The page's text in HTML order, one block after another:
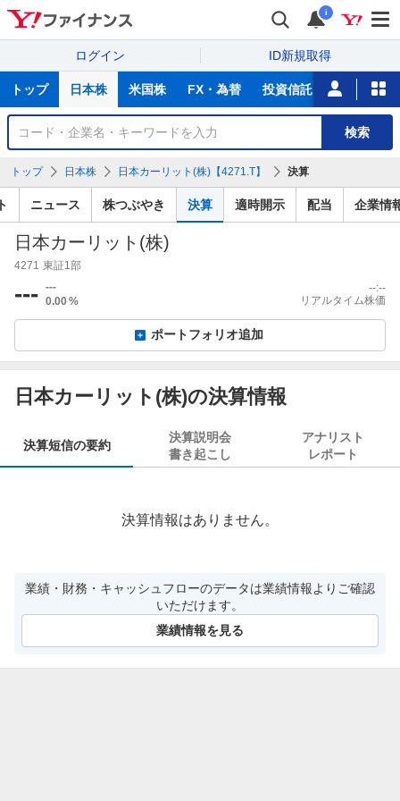
i
ログイン ID新規取得
サ
トップ 日本株 米国株 FX・為替 投資信託 ニュース
銘
検
検索
トップ 日本株 日本カーリット(株)【4271.T】 決算
ニュース 株つぶやき 決算 適時開示 配当 企業情
日本カーリット(株)
4271 東証1部
--- ---
0.00%
--:--
リアルタイム株価
ポートフォリオ追加
日本カーリット(株)の決算情報
決算短信の要約
決算説明会
書き起こし
アナリスト
レポート
決算情報はありません。
業績・財務・キャッシュフローのデータは業績情報よりご確認
いただけます。
業績情報を見る